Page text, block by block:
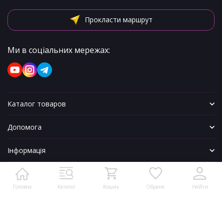
Головна Каталог Кошик Обране Увійти
Прокласти маршрут
Ми в соціальних мережах:
Каталог товаров
Допомога
Інформація